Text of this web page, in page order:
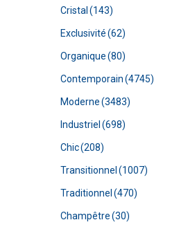
Cristal (143)
Exclusivité(62)
Organique(80)
Contemporain(4745)
Moderne(3483)
Industriel (698)
Chic(208)
Transitionnel (1007)
Traditionnel (470)
Champêtre(30)